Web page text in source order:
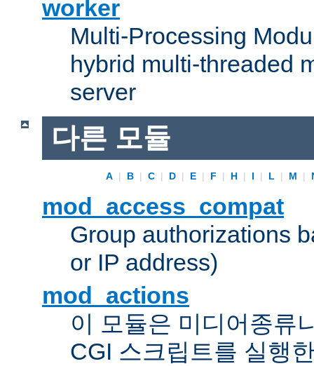
worker
Multi-Processing
hybrid multi-threaded
server
다른 모듈
A | B | C | D | E | F | H | I | L | M |
mod_access_compat
Group authorizations
or IP address)
mod_actions
이 모듈은 미디어종류
CGI 스크립트를 실행